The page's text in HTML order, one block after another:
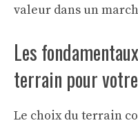
valeur dans un
Les
terrain pour
Le choix du terrain